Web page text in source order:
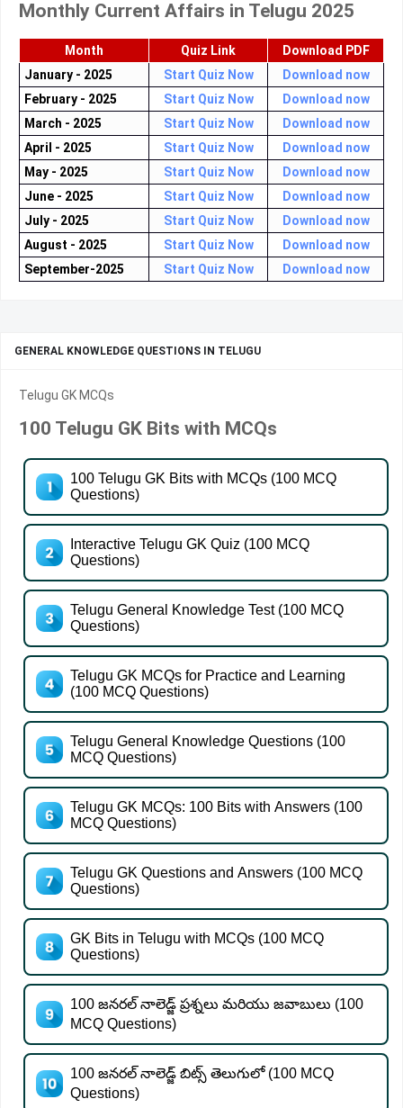
Monthly Current Affairs in Telugu 2025
Month Quiz Link
Download PDF
January - 2025
Start Quiz Now
Download now
February - 2025
Start Quiz Now
Download now
March - 2025
Start Quiz Now
Download now
April - 2025
Start Quiz Now
Download now
May - 2025
Start Quiz Now
Download now
June - 2025
Start Quiz Now
Download now
July - 2025
Start Quiz Now
Download now
August - 2025
Start Quiz Now
Download now
September-2025
Start Quiz Now Download now
GENERAL KNOWLEDGE QUESTIONS IN TELUGU
Telugu GK MCQs
100 Telugu GK Bits with MCQs
100 Telugu GK Bits with MCQs (100 MCQ
Questions)
Interactive Telugu GK Quiz (100 MCQ
Questions)
Telugu General Knowledge Test (100 MCQ
Questions)
Telugu GK MCQs for Practice and Learning
(100 MCQ Questions)
Telugu General Knowledge Questions (100
MCQ Questions)
Telugu GK MCQs: 100 Bits with Answers (100
MCQ Questions)
Telugu GK Questions and Answers (100 MCQ
Questions)
GK Bits in Telugu with MCQs (100 MCQ
Questions)
100 జనరల్ నాలెడ్జ్ ప్రశ్నలు మరియు జవాబులు (100
MCQ Questions)
100 జనరల్ నాలెడ్జ్ బిట్స్ తెలుగులో (100 MCQ
Questions)